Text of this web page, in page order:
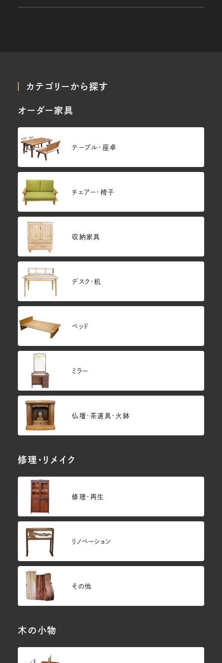
カテゴリーから探す
オーダー家具
テーブル・座卓
チェアー・椅子
収納家具
デスク・机
ベッド
ミラー
仏壇･茶道具・火鉢
修理・リメイク
修理・再生
リノベーション
その他
木の小物